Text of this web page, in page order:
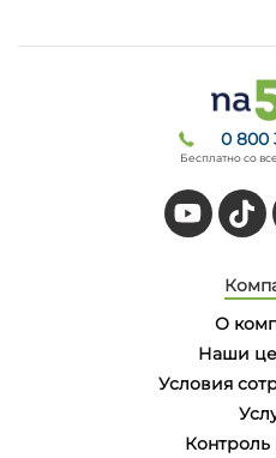
0 800
Бесплатно со
О
Наши
Условия
Контроль